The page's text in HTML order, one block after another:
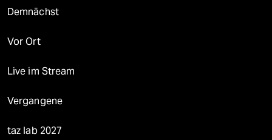
Demnächst
Vor Ort
Live im Stream
Vergangene
taz lab 2027